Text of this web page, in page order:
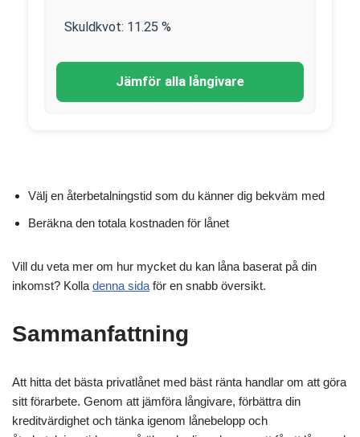
Skuldkvot: 11.25 %
Jämför alla långivare
Välj en återbetalningstid som du känner dig bekväm med
Beräkna den totala kostnaden för lånet
Vill du veta mer om hur mycket du kan låna baserat på din
inkomst? Kolla denna sida för en snabb översikt.
Sammanfattning
Att hitta det bästa privatlånet med bäst ränta handlar om att göra
sitt förarbete. Genom att jämföra långivare, förbättra din
kreditvärdighet och tänka igenom lånebelopp och